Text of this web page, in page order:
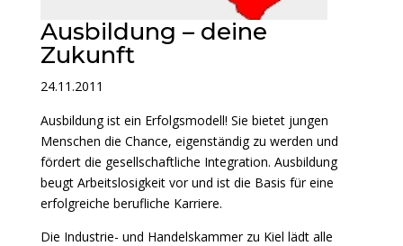
Ausbildung – deine
Zukunft
24.11.2011
Ausbildung ist ein Erfolgsmodell! Sie bietet jungen
Menschen die Chance, eigenständig zu werden und
fördert die gesellschaftliche Integration. Ausbildung
beugt Arbeitslosigkeit vor und ist die Basis für eine
erfolgreiche berufliche Karriere.
Die Industrie- und Handelskammer zu Kiel lädt alle